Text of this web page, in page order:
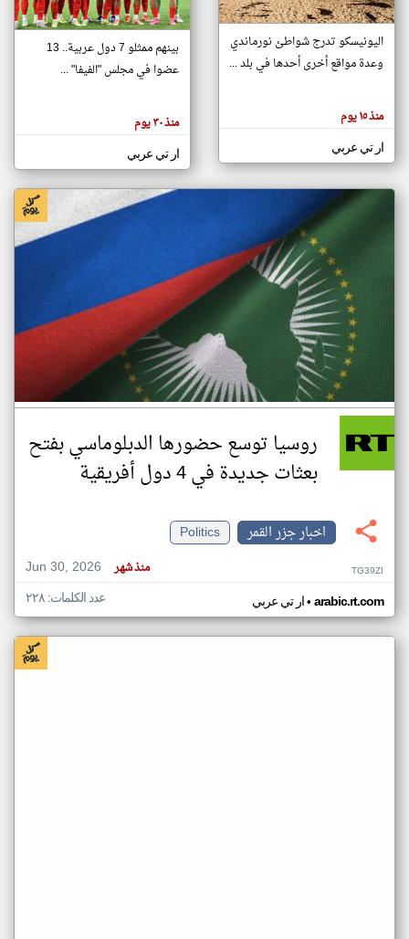
تغيير الدولة
اخبار جزر القمر على مدار الساعة
أهم اخبار جزر القمر العاجلة والمباشرة
هنا عن
وجهة
كاتبيها.
اليونيسكو تدرج شواطئ نورماندي
وعدة مواقع أخرى أحدها في بلد ...
منذ ١٥ يوم
ار تي عربي
بينهم ممثلو 7 دول عربية.. 13
عضوا في مجلس "الفيفا" ...
منذ ٣٠ يوم
ار تي عربي
روسيا توسع حضورها الدبلوماسي بفتح
بعثات جديدة في 4 دول أفريقية
اخبار جزر القمر
Politics
Jun 30, 2026
منذ شهر TG39ZI
ار تي عربي• arabic.rt.com عدد الكلمات: ٢٢٨
klyoum.com